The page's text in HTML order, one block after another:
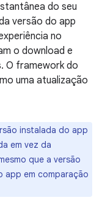
do seu
versão do app
no
o download e
O framework do
uma atualização
instalada do app
em vez da
que a versão
app em comparação